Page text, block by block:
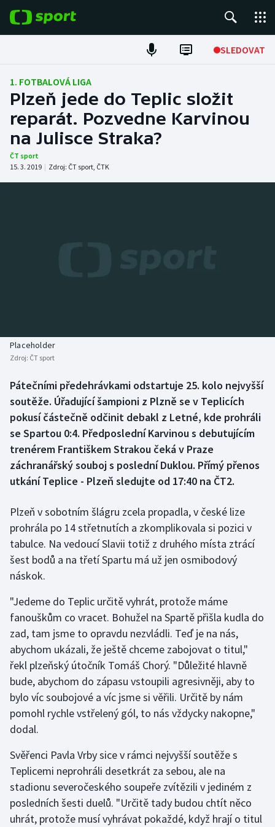
SLEDOVAT
Fotbal
Hokej
Tenis
Atletika
Biatlon
Box
Curling
Dostihy
Futsal
Golf
Gymnastika
Házená
Jezdectví
Judo
Krasobruslení
Lezení
Lyže a snowboard
Moderní pětiboj
Motorsport
Aplikace ČT sport
1. FOTBALOVÁ LIGA
Plzeň jede do Teplic složit
reparát. Pozvedne Karvinou
na Julisce Straka?
ČT sport
15. 3. 2019 | Zdroj: ČT sport, ČTK
Placeholder
Zdroj: ČT sport
Pátečními předehrávkami odstartuje 25. kolo nejvyšší
soutěže. Úřadující šampioni z Plzně se v Teplicích
pokusí částečně odčinit debakl z Letné, kde prohráli
se Spartou 0:4. Předposlední Karvinou s debutujícím
trenérem Františkem Strakou čeká v Praze
záchranářský souboj s poslední Duklou. Přímý přenos
utkání Teplice - Plzeň sledujte od 17:40 na ČT2.
Plzeň v sobotním šlágru zcela propadla, v české lize
prohrála po 14 střetnutích a zkomplikovala si pozici v
tabulce. Na vedoucí Slavii totiž z druhého místa ztrácí
šest bodů a na třetí Spartu má už jen osmibodový
náskok.
"Jedeme do Teplic určitě vyhrát, protože máme
fanouškům co vracet. Bohužel na Spartě přišla kudla do
zad, tam jsme to opravdu nezvládli. Teď je na nás,
abychom ukázali, že ještě chceme zabojovat o titul,"
řekl plzeňský útočník Tomáš Chorý. "Důležité hlavně
bude, abychom do zápasu vstoupili agresivněji, aby to
bylo víc soubojové a víc jsme si věřili. Určitě by nám
pomohl rychle vstřelený gól, to nás vždycky nakopne,"
dodal.
Svěřenci Pavla Vrby sice v rámci nejvyšší soutěže s
Teplicemi neprohráli desetkrát za sebou, ale na
stadionu severočeského soupeře zvítězili v jediném z
posledních šesti duelů. "Určitě tady budou chtít něco
uhrát, protože musí vyhrávat pokaždé, když hrají o titul